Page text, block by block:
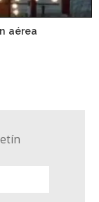
aérea